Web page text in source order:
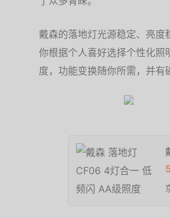
戴森的落地灯光源稳定、亮
你根据个人喜好选择个性化
度，功能变换随你所需，并